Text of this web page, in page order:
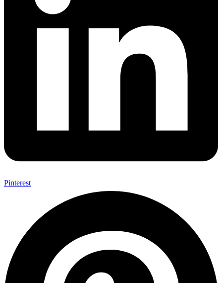
Pinterest